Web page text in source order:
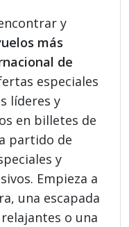
y
más
de
especiales
líderes y
en billetes de
partido de
y
Empieza a
una escapada
o una